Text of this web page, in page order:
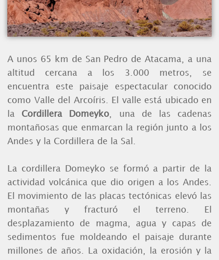
A unos 65 km de San Pedro de Atacama, a una
altitud cercana a los 3.000 metros, se
encuentra este paisaje espectacular conocido
como Valle del Arcoíris. El valle está ubicado en
la Cordillera Domeyko , una de las cadenas
montañosas que enmarcan la región junto a los
Andes y la Cordillera de la Sal.
La cordillera Domeyko se formó a partir de la
actividad volcánica que dio origen a los Andes.
El movimiento de las placas tectónicas elevó las
montañas y fracturó el terreno. El
desplazamiento de magma, agua y capas de
sedimentos fue moldeando el paisaje durante
millones de años. La oxidación, la erosión y la